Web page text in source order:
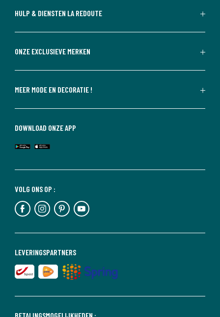
HULP & DIENSTEN LA REDOUTE
ONZE EXCLUSIEVE MERKEN
MEER MODE EN DECORATIE !
LEVERINGSPARTNERS
VOLG ONS OP :
DOWNLOAD ONZE APP